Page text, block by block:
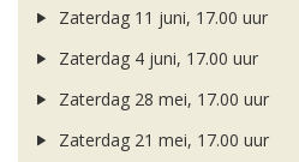
Zaterdag 11 juni, 17.00 uur
Zaterdag 4 juni, 17.00 uur
Zaterdag 28 mei, 17.00 uur
Zaterdag 21 mei, 17.00 uur